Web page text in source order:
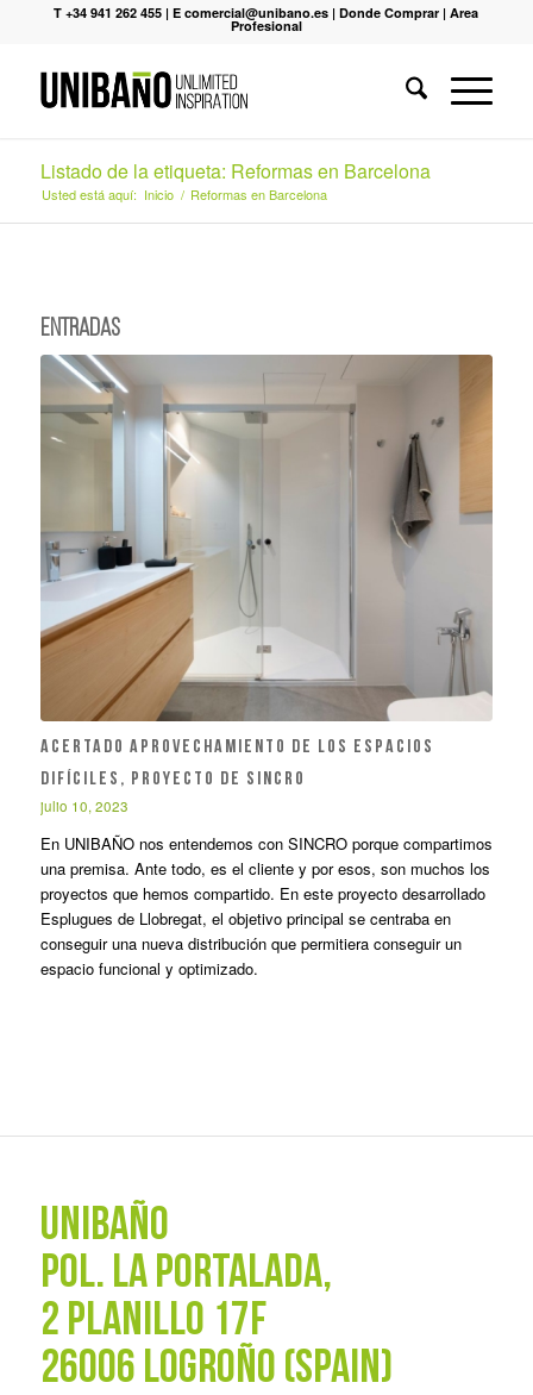
T +34 941 262 455 |E comercial@unibano.es |Donde Comprar |Area
Profesional
Listado de la etiqueta: Reformas en Barcelona
Usted está aquí: Inicio / Reformas en Barcelona
Entradas
ACERTADO APROVECHAMIENTO DE LOS ESPACIOS
DIFÍCILES, PROYECTO DE SINCRO
julio 10, 2023
En UNIBAÑO nos entendemos con SINCRO porque compartimos
una premisa. Ante todo, es el cliente y por esos, son muchos los
proyectos que hemos compartido. En este proyecto desarrollado
Esplugues de Llobregat, el objetivo principal se centraba en
conseguir una nueva distribución que permitiera conseguir un
espacio funcional y optimizado.
UNIBAÑO
POL. La Portalada,
2 PLANILLO 17F
26006 LOGROÑO (SPAIN)